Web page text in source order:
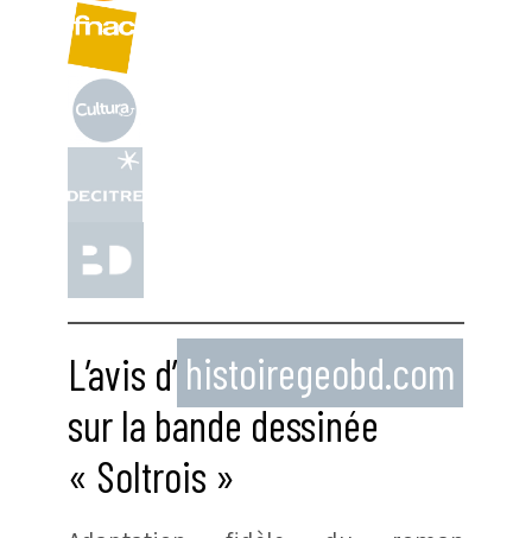
L’avis d’ histoiregeobd.com
sur la bande dessinée
« Soltrois »